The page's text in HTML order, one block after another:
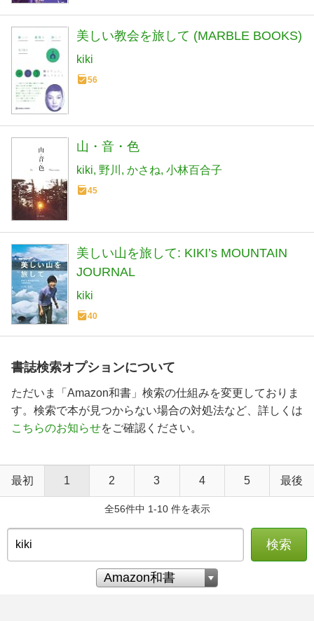
美しい教会を旅して (MARBLE BOOKS)
kiki
56
山・音・色
kiki 野川 かさね 小林百合子
45
美しい山を旅して: KIKI’s MOUNTAIN
JOURNAL
kiki
40
書誌検索オプションについて
ただいま「Amazon和書」検索の仕組みを変更しておりま
す。検索で本が見つからない場合の対処法など、詳しくは
こちらのお知らせをご確認ください。
最初 1 2 3 4 5 最後
全56件中 1-10 件を表示
検索